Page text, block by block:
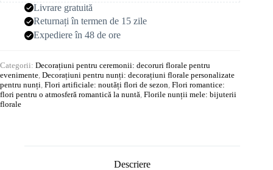
Livrare gratuită
Returnați în termen de 15 zile
Expediere în 48 de ore
Categorii: Decorațiuni pentru ceremonii: decoruri florale pentru
evenimente, Decorațiuni pentru nunți: decorațiuni florale personalizate
pentru nunți, Flori artificiale: noutăți flori de sezon, Flori romantice:
flori pentru o atmosferă romantică la nuntă, Florile nunții mele: bijuterii
florale
Descriere